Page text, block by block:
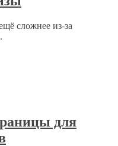
сложнее из-за
для